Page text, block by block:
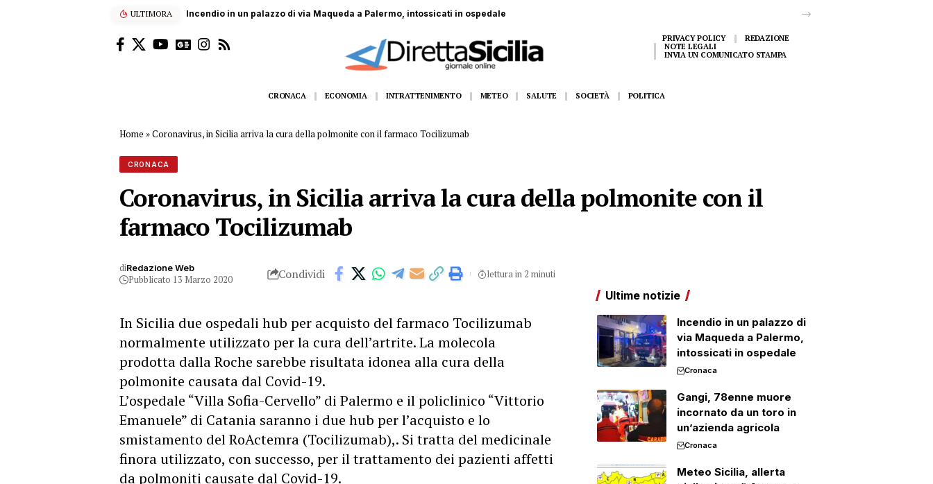
ULTIMORA
in un palazzo di via Maqueda a Palermo, intossicati in ospedale
PRIVACY POLICY
REDAZIONE
NOTE LEGALI
INVIA UN COMUNICATO STAMPA
CRONACA ECONOMIA INTRATTENIMENTO METEO SALUTE SOCIETÀ POLITICA
Home »Coronavirus, in Sicilia arriva la cura della polmonite con il farmaco Tocilizumab
CRONACA
Coronavirus, in Sicilia arriva la cura della polmonite con il
farmaco Tocilizumab
diRedazione Web
Pubblicato 13 Marzo 2020 Condividi lettura in 2 minuti
In Sicilia due ospedali hub per acquisto del farmaco Tocilizumab
normalmente utilizzato per la cura dell’artrite. La molecola
prodotta dalla Roche sarebbe risultata idonea alla cura della
polmonite causata dal Covid-19.
L’ospedale “Villa Sofia-Cervello” di Palermo e il policlinico “Vittorio
Emanuele” di Catania saranno i due hub per l’acquisto e lo
smistamento del RoActemra (Tocilizumab),. Si tratta del medicinale
finora utilizzato, con successo, per il trattamento dei pazienti affetti
da polmoniti causate dal Covid-19.
Ultime notizie
Incendio in un palazzo di
via Maqueda a Palermo,
intossicati in ospedale
Cronaca
Gangi, 78enne muore
incornato da un toro in
un’azienda agricola
Cronaca
Meteo Sicilia, allerta